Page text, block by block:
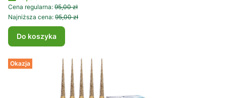
Cena regularna: 95,00 zł
Najniższa cena: 95,00 zł
Do koszyka
Okazja